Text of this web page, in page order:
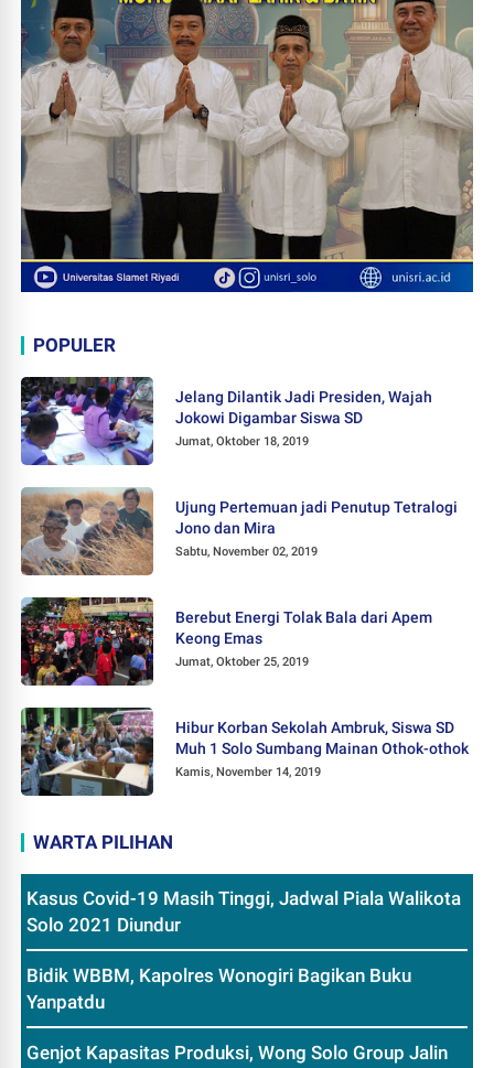
POPULER
Jelang Dilantik Jadi Presiden, Wajah
Jokowi Digambar Siswa SD
Jumat, Oktober 18, 2019
Ujung Pertemuan jadi Penutup Tetralogi
Jono dan Mira
Sabtu, November 02, 2019
Berebut Energi Tolak Bala dari Apem
Keong Emas
Jumat, Oktober 25, 2019
Hibur Korban Sekolah Ambruk, Siswa SD
Muh 1 Solo Sumbang Mainan Othok-othok
Kamis, November 14, 2019
WARTA PILIHAN
Kasus Covid-19 Masih Tinggi, Jadwal Piala Walikota
Solo 2021 Diundur
Bidik WBBM, Kapolres Wonogiri Bagikan Buku
Yanpatdu
Genjot Kapasitas Produksi, Wong Solo Group Jalin